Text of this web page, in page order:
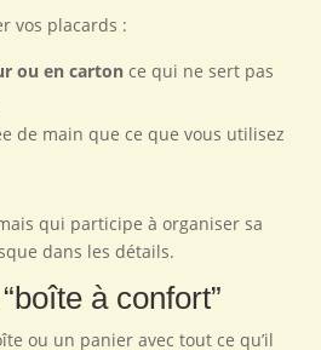
vos placards :
ou en carton ce qui ne sert pas
de main que ce que vous utilisez
qui participe à organiser sa
dans les détails.
à confort”
ou un panier avec tout ce qu’il